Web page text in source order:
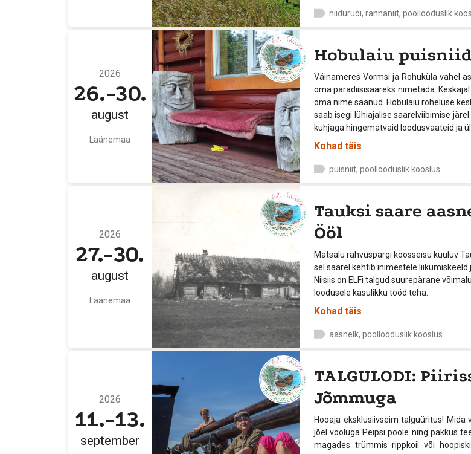
niidurüdi, rannaniit, poollooduslik
2026
26.-30.
august
Läänemaa
Hobulaiu
Väinameres Vormsi ja Rohuküla vahel
oma paradiisisaareks nimetada.
oma nime saanud. Hobulaiu roheluse
saab isegi lühiajalise saarelviibimise
kuhjaga hingematvaid loodusvaateid ja
Kohad täis
puisniit, poollooduslik kooslus
2026
27.-30.
august
Läänemaa
Tauksi saare
Ööl
Matsalu rahvuspargi koosseisu kuuluv
sel saarel kehtib inimestele
Niisiis on ELFi talgud suurepärane
loodusele kasulikku tööd teha.
Kohad täis
aasnelk, poollooduslik kooslus
2026
11.-13.
september
TALGULODI:
Jõmmuga
Hooaja eksklusiivseim talguüritus!
jõel vooluga Peipsi poole ning pakkus
magades trümmis rippkoil või